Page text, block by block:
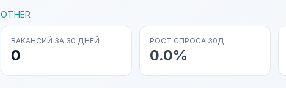
OTHER
ВАКАНСИЙ ЗА 30 ДНЕЙ
0
РОСТ СПРОСА 30Д
0.0%